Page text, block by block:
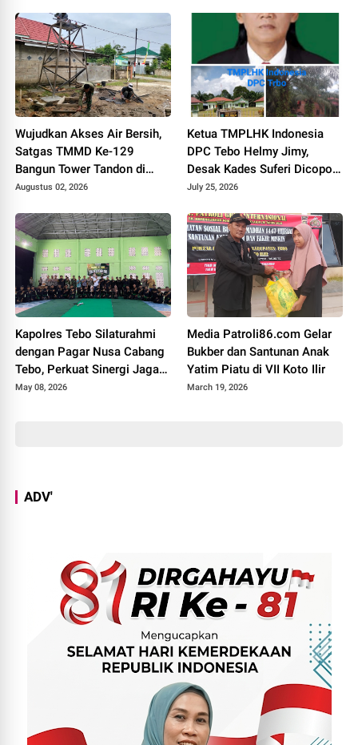
2027
Wujudkan Akses Air Bersih,
Satgas TMMD Ke-129
Bangun Tower Tandon di
Desa Tanjung Agung
Augustus 02, 2026
Ketua TMPLHK Indonesia
DPC Tebo Helmy Jimy,
Desak Kades Suferi Dicopot
Tidak Hormat, Pemkab Tebo
July 25, 2026
Kapolres Tebo Silaturahmi
dengan Pagar Nusa Cabang
Tebo, Perkuat Sinergi Jaga
Kamtibmas
May 08, 2026
Media Patroli86.com Gelar
Bukber dan Santunan Anak
Yatim Piatu di VII Koto Ilir
March 19, 2026
ADV'